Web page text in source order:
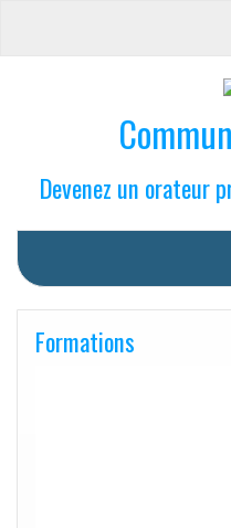
Devenez un orateur
Formations